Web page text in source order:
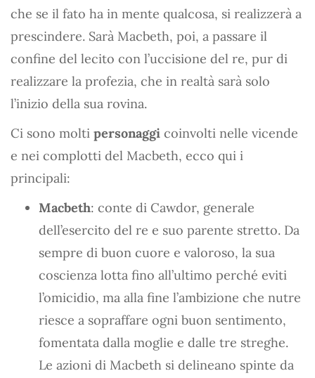
che se il fato ha in mente qualcosa, si realizzerà a
prescindere. Sarà Macbeth, poi, a passare il
confine del lecito con l’uccisione del re, pur di
realizzare la profezia, che in realtà sarà solo
l’inizio della sua rovina.
Ci sono molti personaggi coinvolti nelle vicende
e nei complotti del Macbeth, ecco qui i
principali:
Macbeth: conte di Cawdor, generale
dell’esercito del re e suo parente stretto. Da
sempre di buon cuore e valoroso, la sua
coscienza lotta fino all’ultimo perché eviti
l’omicidio, ma alla fine l’ambizione che nutre
riesce a sopraffare ogni buon sentimento,
fomentata dalla moglie e dalle tre streghe.
Le azioni di Macbeth si delineano spinte da